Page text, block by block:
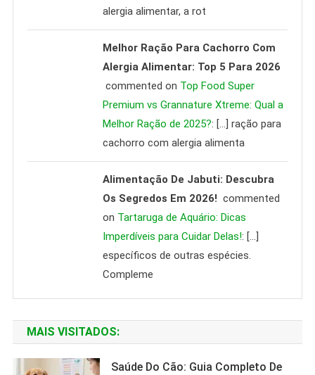
alergia alimentar, a rot
Melhor Ração Para Cachorro Com
Alergia Alimentar: Top 5 Para 2026
commented on Top Food Super
Premium vs Grannature Xtreme: Qual a
Melhor Ração de 2025?: […] ração para
cachorro com alergia alimenta
Alimentação De Jabuti: Descubra
Os Segredos Em 2026! commented
on Tartaruga de Aquário: Dicas
Imperdíveis para Cuidar Delas!: […]
específicos de outras espécies.
Compleme
MAIS VISITADOS:
Saúde Do Cão: Guia Completo De